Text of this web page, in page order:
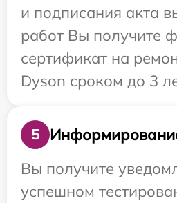
и подписания акта
работ Вы получите
сертификат на
Dyson сроком до 3
5
Вы получите
успешном